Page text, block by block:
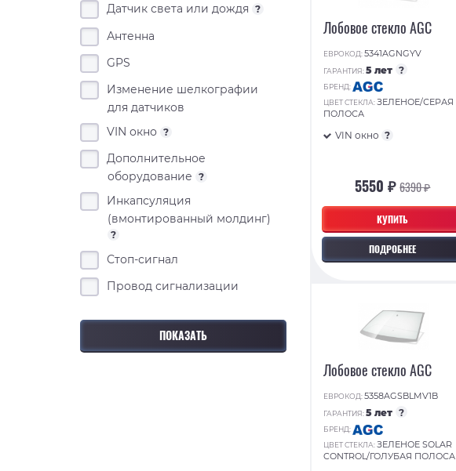
Датчик света или дождя ?
Антенна
GPS
Изменение шелкографии
для датчиков
VIN окно ?
Дополнительное
оборудование ?
Инкапсуляция
(вмонтированный молдинг)
?
Стоп-сигнал
Провод сигнализации
КУПИТЬ
ПОДРОБНЕЕ
Лобовое стекло AGC
ЕВРОКОД:5341AGNGYV
ГАРАНТИЯ:5 лет ?
БРЕНД:
ЦВЕТ СТЕКЛА:ЗЕЛЕНОЕ/СЕРАЯ
ПОЛОСА
VIN окно ?
5550 ₽6390 ₽
Лобовое стекло AGC
ЕВРОКОД:5358AGSBLMV1B
ГАРАНТИЯ:5 лет ?
БРЕНД:
ЦВЕТ СТЕКЛА:ЗЕЛЕНОЕ SOLAR
CONTROL/ГОЛУБАЯ ПОЛОСА